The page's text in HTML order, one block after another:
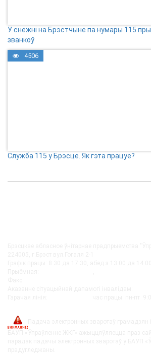
У снежні на Брэстчыне па нумары 115
званкоў
4506
Служба 115 у Брэсце. Як гэта працуе?